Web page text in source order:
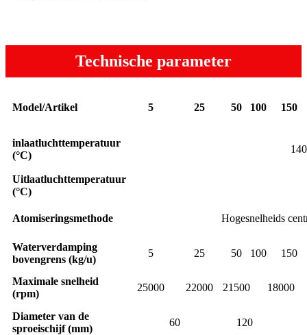
Technische parameter
Model/Artikel 5 25 50 100 150
inlaatluchttemperatuur
(°C)
Uitlaatluchttemperatuur
(°C)
Atomiseringsmethode Hogesnelheids
Waterverdamping
bovengrens (kg/u)
5 25 50 100 150
Maximale snelheid
(rpm)
25000 22000 21500 18000
Diameter van de
sproeischijf (mm)
60 120